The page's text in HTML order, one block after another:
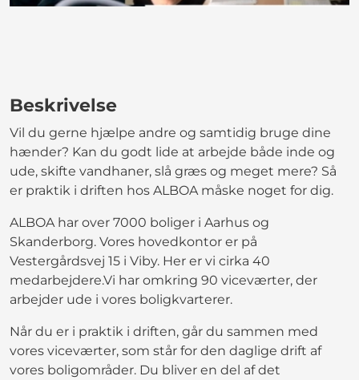
Beskrivelse
Vil du gerne hjælpe andre og samtidig bruge dine
hænder? Kan du godt lide at arbejde både inde og
ude, skifte vandhaner, slå græs og meget mere? Så
er praktik i driften hos ALBOA måske noget for dig.
ALBOA har over 7000 boliger i Aarhus og
Skanderborg. Vores hovedkontor er på
Vestergårdsvej 15 i Viby. Her er vi cirka 40
medarbejdere.Vi har omkring 90 viceværter, der
arbejder ude i vores boligkvarterer.
Når du er i praktik i driften, går du sammen med
vores viceværter, som står for den daglige drift af
vores boligområder. Du bliver en del af det